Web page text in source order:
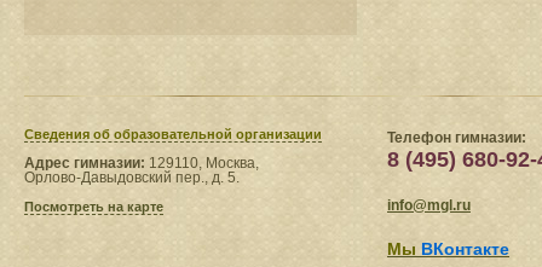
Сведения​ об образовательной организации
Адрес гимназии: 129110, Москва,
Орлово-Давыдовский пер., д. 5.
Посмотреть на карте
Телефон гимназии:
8 (495) 680-92-
info@mgl.ru
Мы ВКонтакте